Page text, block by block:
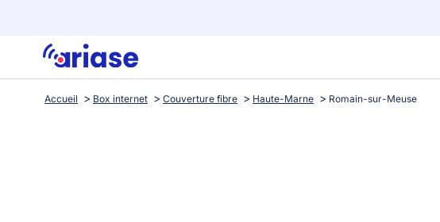
Accueil Box internet Couverture fibre Haute-Marne Romain-sur-Meuse